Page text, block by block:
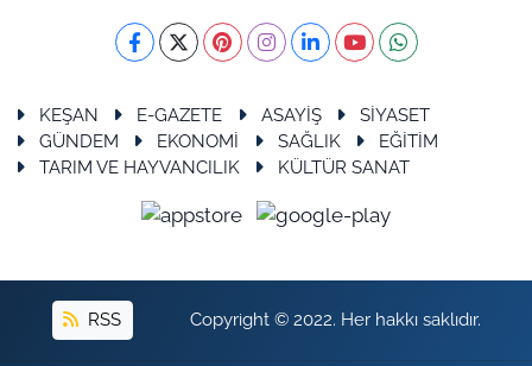
KEŞAN E-GAZETE ASAYİŞ
SİYASET
GÜNDEM
EKONOMİ SAĞLIK
EĞİTİM
TARIM VE HAYVANCILIK
KÜLTÜR SANAT
RSS Copyright © 2022. Her hakkı saklıdır.